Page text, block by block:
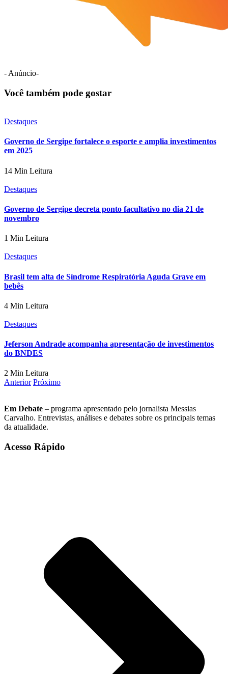
- Anúncio-
Você também pode gostar
Destaques
Governo de Sergipe fortalece o esporte e amplia investimentos
em 2025
14 Min Leitura
Destaques
Governo de Sergipe decreta ponto facultativo no dia 21 de
novembro
1 Min Leitura
Destaques
Brasil tem alta de Síndrome Respiratória Aguda Grave em
bebês
4 Min Leitura
Destaques
Jeferson Andrade acompanha apresentação de investimentos
do BNDES
2 Min Leitura
Anterior Próximo
Em Debate – programa apresentado pelo jornalista Messias
Carvalho. Entrevistas, análises e debates sobre os principais temas
da atualidade.
Acesso Rápido